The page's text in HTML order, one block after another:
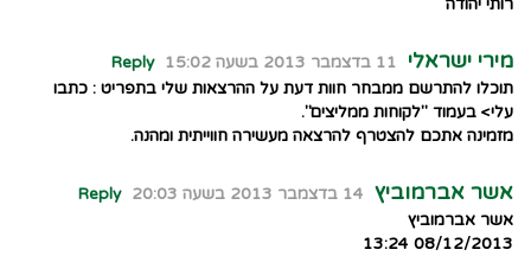
רותי יהודה
מירי ישראלי 11 בדצמבר 2013 בשעה 15:02
Reply
תוכלו להתרשם ממבחר חוות דעת על ההרצאות שלי בתפריט : כתבו
עלי> בעמוד "לקוחות ממליצים".
מזמינה אתכם להצטרף להרצאה מעשירה חווייתית ומהנה.
אשר אברמוביץ 14 בדצמבר 2013 בשעה 20:03
Reply
אשר אברמוביץ
08/12/2013 13:24